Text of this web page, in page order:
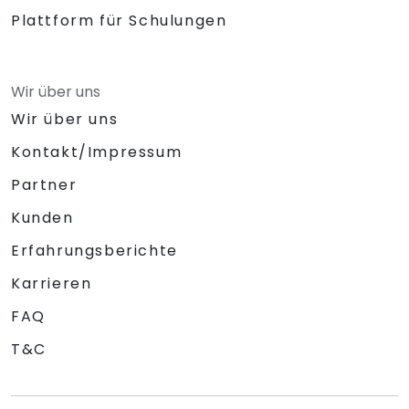
Plattform für Schulungen
Wir über uns
Wir über uns
Kontakt/Impressum
Partner
Kunden
Erfahrungsberichte
Karrieren
FAQ
T&C